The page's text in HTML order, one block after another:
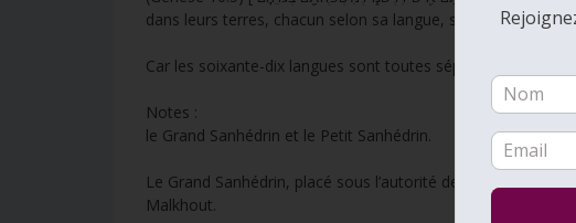
dans leurs terres, chacun selon sa langue, selon leurs
Car les soixante-dix langues sont toutes séparées les unes
Notes : Le Zohar
le Grand Sanhédrin et le Petit Sanhédrin.
Le Grand Sanhédrin, placé sous l’autorité de Moshé,
Malkhout.